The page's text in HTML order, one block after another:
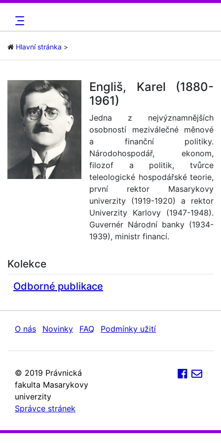
Hlavní stránka
Engliš, Karel (1880-
1961)
Jedna z nejvýznamnějších
osobností meziválečné měnové
a finanční politiky.
Národohospodář, ekonom,
filozof a politik, tvůrce
teleologické hospodářské teorie,
první rektor Masarykovy
univerzity (1919-1920) a rektor
Univerzity Karlovy (1947-1948).
Guvernér Národní banky (1934-
1939), ministr financí.
Kolekce
Odborné publikace
O nás Novinky FAQ Podmínky užití
© 2019 Právnická
fakulta Masarykovy
univerzity
Správce stránek